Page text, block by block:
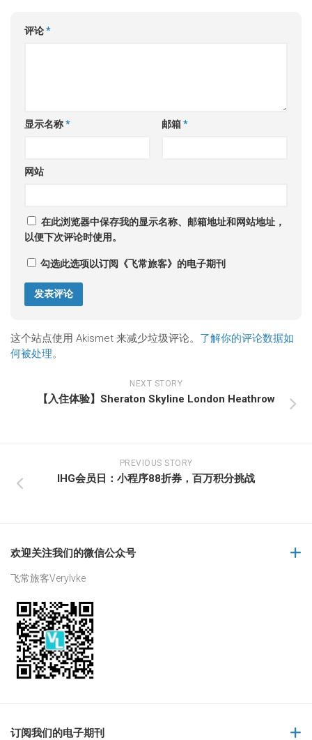
评论*
显示名称* 邮箱*
网站
在此浏览器中保存我的显示名称、邮箱地址和网站地址，
以便下次评论时使用。
勾选此选项以订阅《飞常旅客》的电子期刊
这个站点使用 Akismet 来减少垃圾评论。 了解你的评论数据如
何被处理。
NEXT STORY
【入住体验】Sheraton Skyline London Heathrow
PREVIOUS STORY
IHG会员日：小程序88折券，百万积分挑战
欢迎关注我们的微信公众号
飞常旅客Verylvke
订阅我们的电子期刊